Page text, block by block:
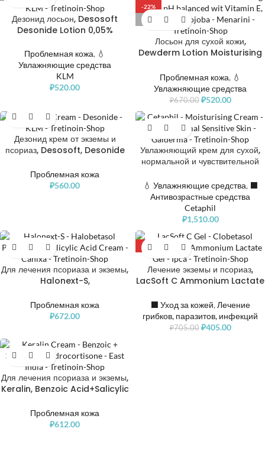
Дезонид лосьон, Desosoft
Desonide Lotion 0,05%
Проблемная кожа, 💧
Увлажняющие средства
KLM
₽520.00
-22%
РАСПРОДАНО
Лосьон для сухой кожи,
Dewderm Lotion Moisturising
Проблемная кожа, 💧
Увлажняющие средства
₽670.00 ₽520.00
Дезонид крем от экземы и
псориаз, Desosoft, Desonide
Проблемная кожа
₽560.00
Увлажняющий крем для сухой,
нормальной и чувствительной
Cream Dry to Normal,
Sensitive Skin
💧 Увлажняющие средства, ⬛️
Антивозрастные средства
Cetaphil
₽1,510.00
Для лечения псориаза и экземы,
Halonext-S,
Проблемная кожа
₽672.00
-43%
Лечение экземы и псориаз,
LacSoft C Ammonium Lactate
⬛️ Уход за кожей, Лечение
грибков, паразитов, инфекций
₽705.00 ₽405.00
Для лечения псориаза и экземы,
Keralin, Benzoic Acid+Salicylic
Проблемная кожа
₽612.00